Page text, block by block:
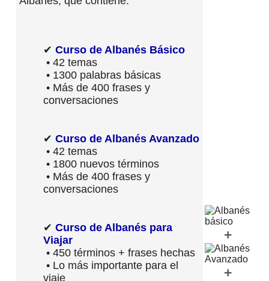
✔ Curso de Albanés Básico
• 42 temas
• 1300 palabras básicas
• Más de 400 frases y
conversaciones
✔ Curso de Albanés Avanzado
• 42 temas
• 1800 nuevos términos
• Más de 400 frases y
conversaciones
✔ Curso de Albanés para
Viajar
• 450 términos + frases hechas
• Lo más importante para el
viaje
+
+